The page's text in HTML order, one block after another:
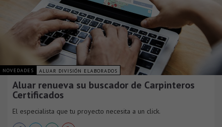
NOVEDADES ALUAR DIVISIÓN ELABORADOS
Aluar renueva su buscador de Carpinteros
Certificados
El especialista que tu proyecto necesita a un click.